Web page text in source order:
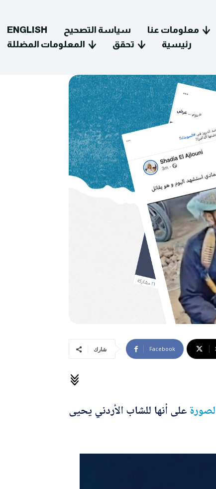
ENGLISH سياسة التصحيح معلومات عنا
المعلومات المضللة
تحقق رئيسية
شارك Facebook
على أنها للشاب الأردني يحيى